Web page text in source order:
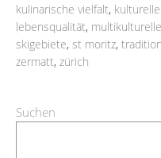
kulinarische vielfalt,
lebensqualität,
skigebiete, st moritz, tradition
zermatt, zürich
Suchen